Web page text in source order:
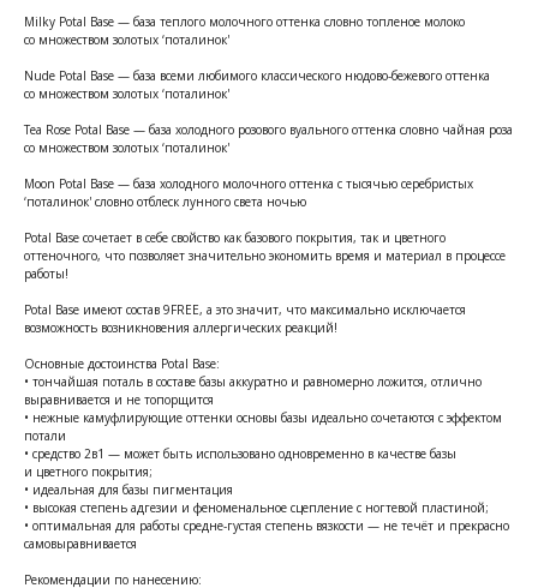
Milky Potal Base — база теплого молочного оттенка словно топленое молоко
со множеством золотых ‘поталинок'
Nude Potal Base — база всеми любимого классического нюдово-бежевого оттенка
со множеством золотых ‘поталинок'
Tea Rose Potal Base — база холодного розового вуального оттенка словно чайная роза
со множеством золотых ‘поталинок'
Moon Potal Base — база холодного молочного оттенка с тысячью серебристых
‘поталинок' словно отблеск лунного света ночью
Potal Base сочетает в себе свойство как базового покрытия, так и цветного
оттеночного, что позволяет значительно экономить время и материал в процессе
работы!
Potal Base имеют состав 9FREE, а это значит, что максимально исключается
возможность возникновения аллергических реакций!
Основные достоинства Potal Base:
• тончайшая поталь в составе базы аккуратно и равномерно ложится, отлично
выравнивается и не топорщится
• нежные камуфлирующие оттенки основы базы идеально сочетаются с эффектом
потали
• средство 2в1 — может быть использовано одновременно в качестве базы
и цветного покрытия;
• идеальная для базы пигментация
• высокая степень адгезии и феноменальное сцепление с ногтевой пластиной;
• оптимальная для работы средне-густая степень вязкости — не течёт и прекрасно
самовыравнивается
Рекомендации по нанесению: